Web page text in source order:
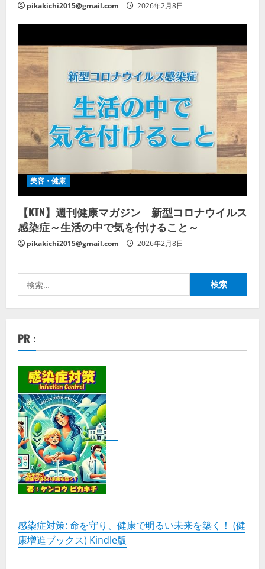
pikakichi2015@gmail.com 2026年2月8日
美容・健康
【KTN】週刊健康マガジン 新型コロナウイルス
感染症～生活の中で気を付けること～
pikakichi2015@gmail.com 2026年2月8日
索:
PR :
感染症対策: 命を守り、健康で明るい未来を築く！ (健
康増進ブックス) Kindle版